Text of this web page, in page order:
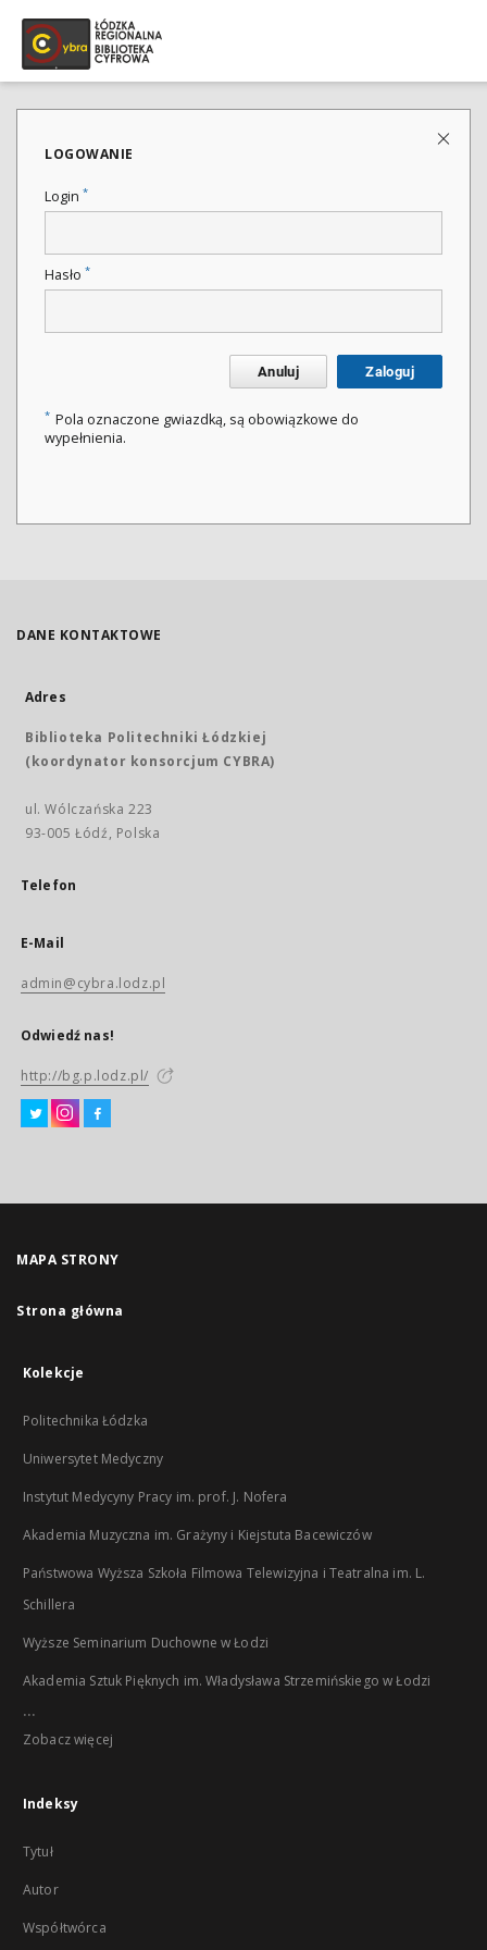
LOGOWANIE
Login *
Hasło *
Anuluj Zaloguj
* Pola oznaczone gwiazdką, są obowiązkowe do
wypełnienia.
DANE KONTAKTOWE
Adres
Biblioteka Politechniki Łódzkiej
(koordynator konsorcjum CYBRA)
ul. Wólczańska 223
93-005 Łódź, Polska
Telefon
E-Mail
admin@cybra.lodz.pl
Odwiedź nas!
http://bg.p.lodz.pl/
MAPA STRONY
Strona główna
Kolekcje
Politechnika Łódzka
Uniwersytet Medyczny
Instytut Medycyny Pracy im. prof. J. Nofera
Akademia Muzyczna im. Grażyny i Kiejstuta Bacewiczów
Państwowa Wyższa Szkoła Filmowa Telewizyjna i Teatralna im. L.
Schillera
Wyższe Seminarium Duchowne w Łodzi
Akademia Sztuk Pięknych im. Władysława Strzemińskiego w Łodzi
...
Zobacz więcej
Indeksy
Tytuł
Autor
Współtwórca